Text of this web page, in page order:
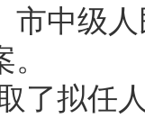
市中级
拟任